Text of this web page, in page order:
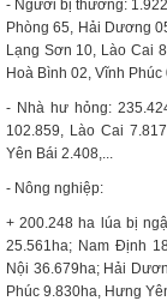
- Người bị thương:
Phòng 65, Hải Dương
Lạng Sơn 10, Lào Cai
Hoà Bình 02, Vĩnh
- Nhà hư hỏng:
102.859, Lào Cai
Yên Bái 2.408,...
- Nông nghiệp:
+ 200.248 ha lúa bị
25.561ha; Nam Định
Nội 36.679ha; Hải
Phúc 9.830ha, Hưng